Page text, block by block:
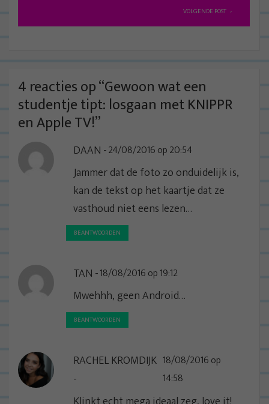
i
t
n
a
i
g
VOLGENDE POST
4 reacties op “Gewoon wat een
studentje tipt: losgaan met KNIPPR
en Apple TV!”
DAAN 24/08/2016 op 20:54
Jammer dat de foto zo onduidelijk is,
kan de tekst op het kaartje dat ze
vasthoud niet eens lezen…
BEANTWOORDEN
TAN 18/08/2016 op 19:12
Mwehhh, geen Android…
BEANTWOORDEN
RACHEL KROMDIJK 18/08/2016 op
14:58